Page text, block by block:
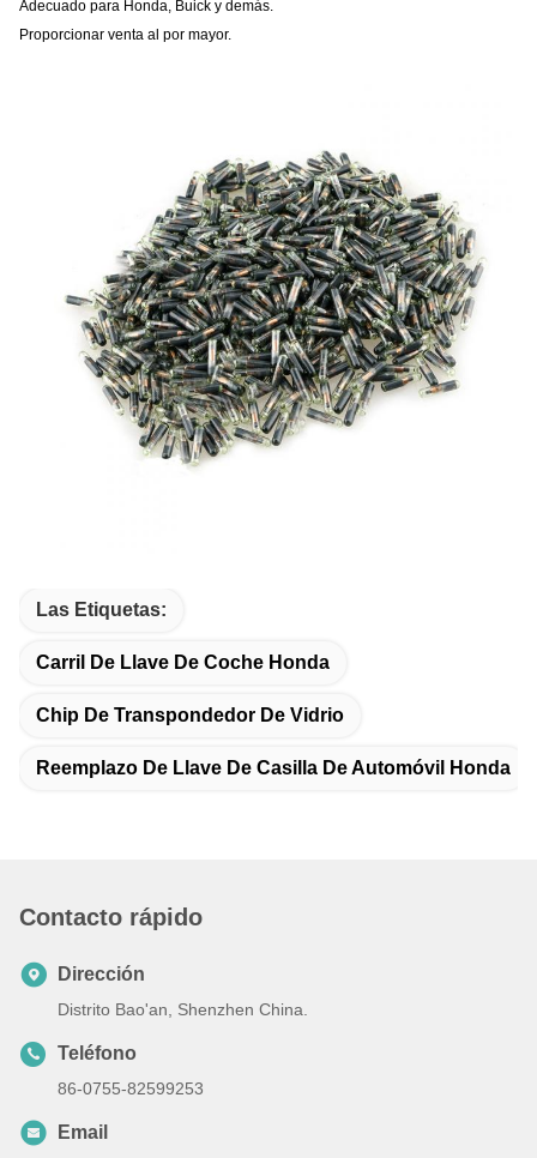
Adecuado para Honda, Buick y demás.
Proporcionar venta al por mayor.
Las Etiquetas:
Carril De Llave De Coche Honda
Chip De Transpondedor De Vidrio
Reemplazo De Llave De Casilla De Automóvil Honda
Contacto rápido
Dirección
Distrito Bao'an, Shenzhen China.
Teléfono
86-0755-82599253
Email